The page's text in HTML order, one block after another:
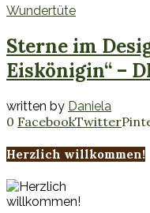
Wundertüte
Sterne im
Eiskönigin“ –
written by Daniela
0 FacebookTwitter
Herzlich willkommen!